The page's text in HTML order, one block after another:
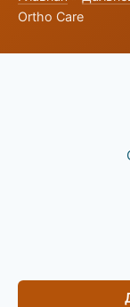
Ortho Care